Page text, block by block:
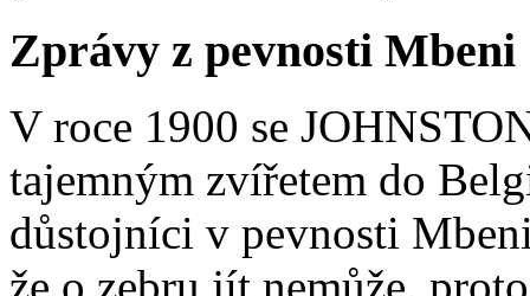
Zprávy z pevnosti Mbeni
V roce 1900 se
tajemným zvířetem do
důstojníci v pevnosti